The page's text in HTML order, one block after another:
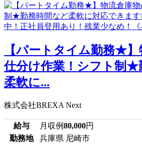
【パートタイム勤務★
仕分け作業！シフト制★
柔軟に...
株式会社BREXA Next
給与 月収例80,000円
勤務地
兵庫県 尼崎市